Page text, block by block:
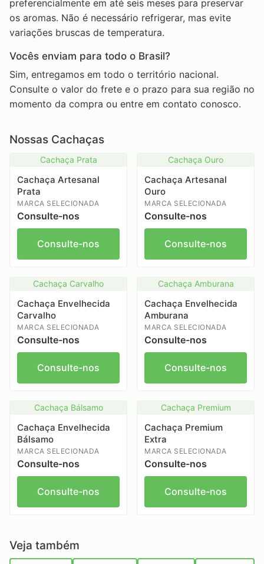
preferencialmente em até seis meses para preservar
os aromas. Não é necessário refrigerar, mas evite
variações bruscas de temperatura.
Vocês enviam para todo o Brasil?
Sim, entregamos em todo o território nacional.
Consulte o valor do frete e o prazo para sua região no
momento da compra ou entre em contato conosco.
Nossas Cachaças
Cachaça Prata
Cachaça Artesanal
Prata
MARCA SELECIONADA
Consulte-nos
Consulte-nos
Cachaça Ouro
Cachaça Artesanal
Ouro
MARCA SELECIONADA
Consulte-nos
Consulte-nos
Cachaça Carvalho
Cachaça Envelhecida
Carvalho
MARCA SELECIONADA
Consulte-nos
Consulte-nos
Cachaça Amburana
Cachaça Envelhecida
Amburana
MARCA SELECIONADA
Consulte-nos
Consulte-nos
Cachaça Bálsamo
Cachaça Envelhecida
Bálsamo
MARCA SELECIONADA
Consulte-nos
Consulte-nos
Cachaça Premium
Cachaça Premium
Extra
MARCA SELECIONADA
Consulte-nos
Consulte-nos
Veja também